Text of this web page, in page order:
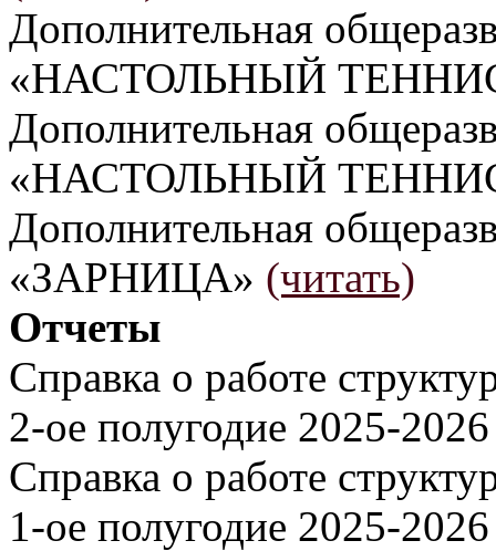
Дополнительная
«НАСТОЛЬНЫЙ
Дополнительная
«НАСТОЛЬНЫЙ
Дополнительная
«ЗАРНИЦА» (читать)
Отчеты
Справка о работе
2-ое полугодие 2025-
Справка о работе
1-ое полугодие 2025-